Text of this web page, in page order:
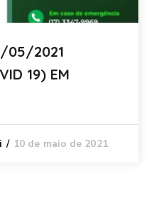
05/2021
19) EM
10 de maio de 2021